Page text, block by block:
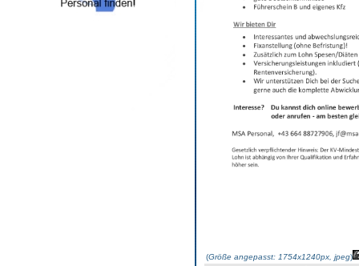
(Größe angepasst: 1754x1240px, jpeg)